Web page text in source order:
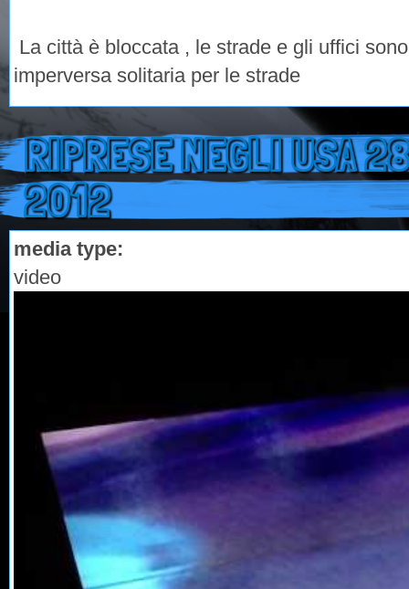
La città è bloccata , le strade e gli uffici
imperversa solitaria per le strade
RIPRESE NEGLI USA
2012
media type:
video